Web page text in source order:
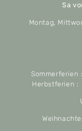
Sa
Montag,
Herbstferien